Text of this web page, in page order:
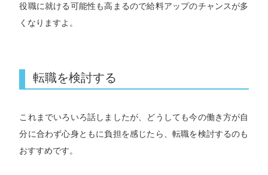
役職に就ける可能性も高まるので給料アップのチャンスが多
くなりますよ。
転職を検討する
これまでいろいろ話しましたが、どうしても今の働き方が自
分に合わず心身ともに負担を感じたら、転職を検討するのも
おすすめです。